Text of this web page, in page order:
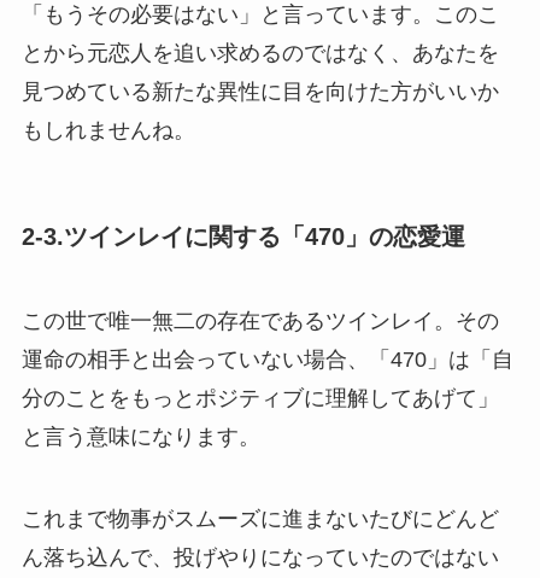
「もうその必要はない」と言っています。このこ
とから元恋人を追い求めるのではなく、あなたを
見つめている新たな異性に目を向けた方がいいか
もしれませんね。
2-3.ツインレイに関する「470」の恋愛運
この世で唯一無二の存在であるツインレイ。その
運命の相手と出会っていない場合、「470」は「自
分のことをもっとポジティブに理解してあげて」
と言う意味になります。
これまで物事がスムーズに進まないたびにどんど
ん落ち込んで、投げやりになっていたのではない